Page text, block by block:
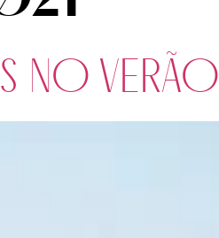
NO VERÃO